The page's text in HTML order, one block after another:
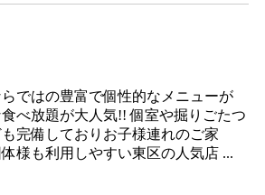
ではの豊富で個性的なメニューが
べ放題が大人気!! 個室や掘りごたつ
完備しておりお子様連れのご家
様も利用しやすい東区の人気店 ...